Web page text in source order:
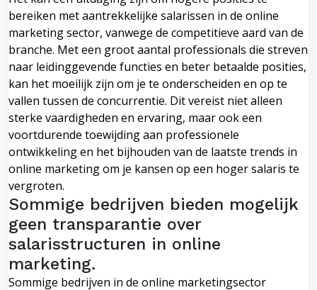
bereiken met aantrekkelijke salarissen in de online
marketing sector, vanwege de competitieve aard van de
branche. Met een groot aantal professionals die streven
naar leidinggevende functies en beter betaalde posities,
kan het moeilijk zijn om je te onderscheiden en op te
vallen tussen de concurrentie. Dit vereist niet alleen
sterke vaardigheden en ervaring, maar ook een
voortdurende toewijding aan professionele
ontwikkeling en het bijhouden van de laatste trends in
online marketing om je kansen op een hoger salaris te
vergroten.
Sommige bedrijven bieden mogelijk
geen transparantie over
salarisstructuren in online
marketing.
Sommige bedrijven in de online marketingsector